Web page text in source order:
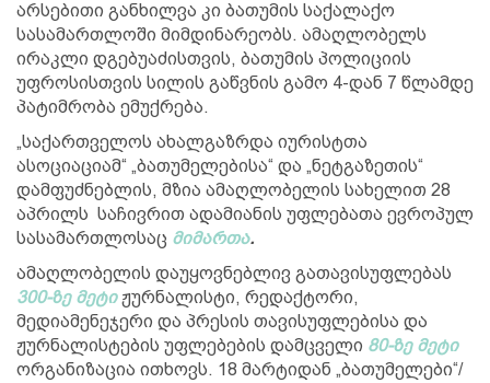
არსებითი განხილვა კი ბათუმის საქალაქო
სასამართლოში მიმდინარეობს. ამაღლობელს
ირაკლი დგებუაძისთვის, ბათუმის პოლიციის
უფროსისთვის სილის გაწვნის გამო 4-დან 7 წლამდე
პატიმრობა ემუქრება.
„საქართველოს ახალგაზრდა იურისტთა
ასოციაციამ“ „ბათუმელებისა“ და „ნეტგაზეთის“
დამფუძნებლის, მზია ამაღლობელის სახელით 28
აპრილს საჩივრით ადამიანის უფლებათა ევროპულ
სასამართლოსაც მიმართა.
ამაღლობელის დაუყოვნებლივ გათავისუფლებას
300-ზე მეტიჟურნალისტი, რედაქტორი,
მედიამენეჯერი და პრესის თავისუფლებისა და
ჟურნალისტების უფლებების დამცველი 80-ზე მეტი
ორგანიზაცია ითხოვს. 18 მარტიდან „ბათუმელები“/